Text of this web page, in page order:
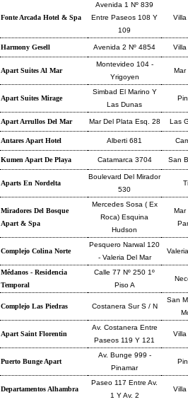
Fonte Arcada Hotel & Spa
Avenida 1 Nº 839
Entre Paseos 108 Y
109
Villa
Harmony Gesell Avenida 2 Nº 4854 Villa
Apart Suites Al Mar
Montevideo 104 -
Yrigoyen
Mar
Apart Suites Mirage
Simbad El Marino Y
Las Dunas
Apart Arrullos Del Mar Mar Del Plata Esq. 28 Las
Antares Apart Hotel Alberti 681
Kumen Apart De Playa Catamarca 3704 San
Aparts En Nordelta
Boulevard Del Mirador
530
Miradores Del Bosque
Apart & Spa
Mercedes Sosa ( Ex
Roca) Esquina
Hudson
Mar
Complejo Colina Norte
Pesquero Narwal 120
- Valeria Del Mar
Médanos - Residencia
Temporal
Calle 77 Nº 250 1º
Piso A
Complejo Las Piedras Costanera Sur S / N
San
Apart Saint Florentin
Av. Costanera Entre
Paseos 119 Y 121
Villa
Puerto Bunge Apart
Av. Bunge 999 -
Pinamar
Departamentos Alhambra
Paseo 117 Entre Av.
1 Y Av. 2
Villa